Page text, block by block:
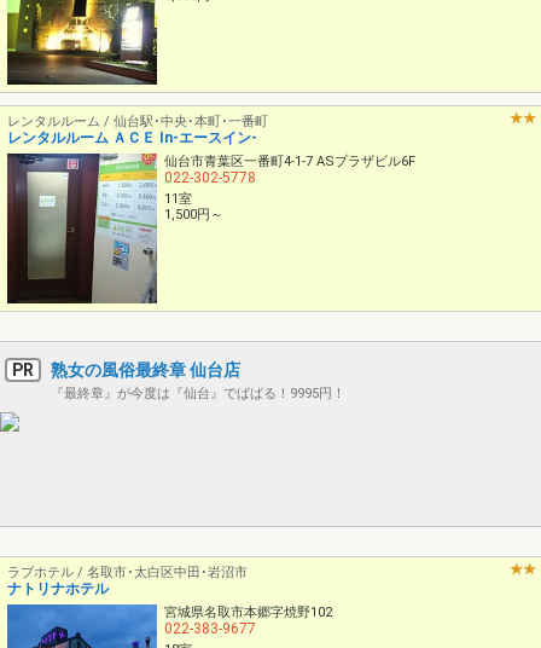
レンタルルーム / 仙台駅･中央･本町･一番町
レンタルルーム ＡＣＥ In-エースイン-
仙台市青葉区一番町4-1-7 ASプラザビル6F
022-302-5778
11室
1,500円～
PR 熟女の風俗最終章 仙台店
『最終章』が今度は『仙台』でばばる！9995円！
ラブホテル / 名取市･太白区中田･岩沼市
ナトリナホテル
宮城県名取市本郷字焼野102
022-383-9677